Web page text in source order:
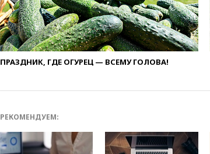
ПРАЗДНИК, ГДЕ ОГУРЕЦ — ВСЕМУ ГОЛОВА!
РЕКОМЕНДУЕМ: